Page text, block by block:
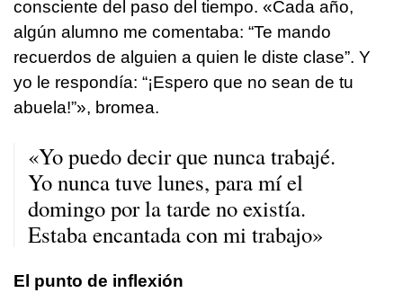
consciente del paso del tiempo. «Cada año,
algún alumno me comentaba: “Te mando
recuerdos de alguien a quien le diste clase”. Y
yo le respondía: “¡Espero que no sean de tu
abuela!”», bromea.
«Yo puedo decir que nunca trabajé.
Yo nunca tuve lunes, para mí el
domingo por la tarde no existía.
Estaba encantada con mi trabajo»
El punto de inflexión